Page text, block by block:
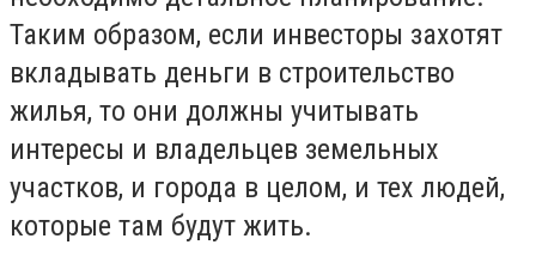
Таким образом, если инвесторы захотят
вкладывать деньги в строительство
жилья, то они должны учитывать
интересы и владельцев земельных
участков, и города в целом, и тех людей,
которые там будут жить.